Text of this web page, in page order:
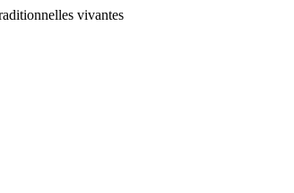
vivantes